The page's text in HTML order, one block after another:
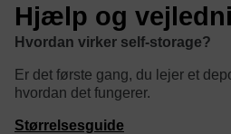
Hjælp og
Hvordan virker self-storage?
Er det første gang, du lejer et
hvordan det fungerer.
Størrelsesguide